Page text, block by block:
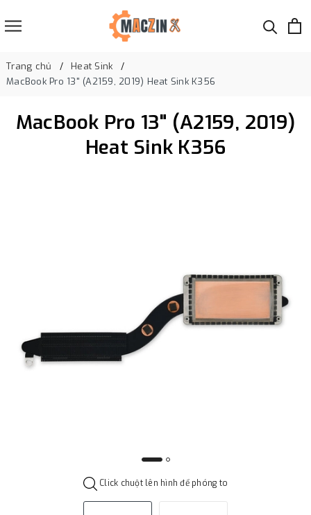
Trang chủ
Heat Sink
MacBook Pro 13" (A2159, 2019) Heat Sink K356
MacBook Pro 13" (A2159, 2019)
Heat Sink K356
Click chuột lên hình để phóng to